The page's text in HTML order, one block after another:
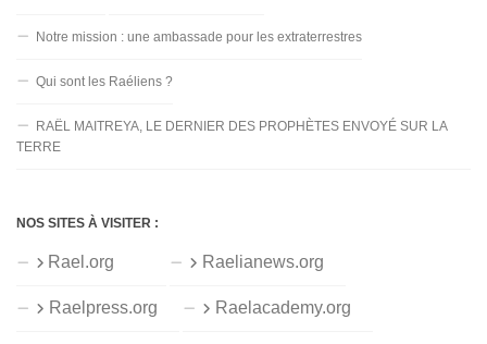
Notre mission : une ambassade pour les extraterrestres
Qui sont les Raéliens ?
RAËL MAITREYA, LE DERNIER DES PROPHÈTES ENVOYÉ SUR LA
TERRE
NOS SITES À VISITER :
Rael.org Raelianews.org
Raelpress.org Raelacademy.org